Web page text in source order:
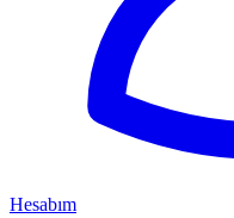
Hesabım